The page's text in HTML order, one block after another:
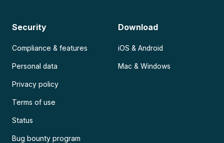
Security
Compliance & features
Personal data
Privacy policy
Terms of use
Status
Bug bounty program
Download
iOS & Android
Mac & Windows